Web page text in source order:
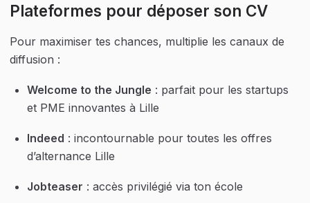
Plateformes pour déposer son CV
Pour maximiser tes chances, multiplie les canaux de
diffusion :
Welcome to the Jungle : parfait pour les startups
et PME innovantes à Lille
Indeed : incontournable pour toutes les offres
d’alternance Lille
Jobteaser : accès privilégié via ton école